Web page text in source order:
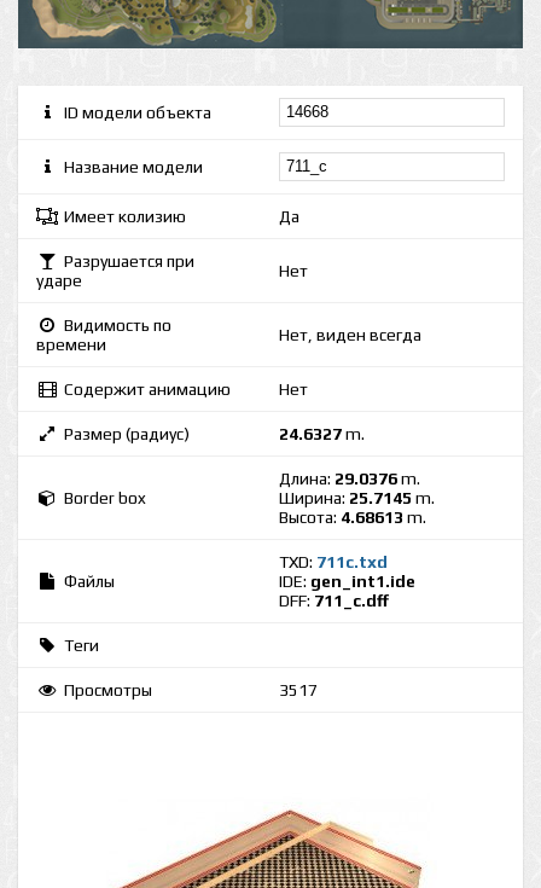
ID модели объекта
Название модели
Имеет колизию Да
Разрушается при
ударе
Нет
Видимость по
времени
Нет, виден всегда
Содержит анимацию Нет
Размер (радиус) 24.6327m.
Border box
Длина: 29.0376m.
Ширина: 25.7145 m.
Высота: 4.68613 m.
Файлы
TXD: 711c.txd
IDE: gen_int1.ide
DFF: 711_c.dff
Теги
Просмотры 3517